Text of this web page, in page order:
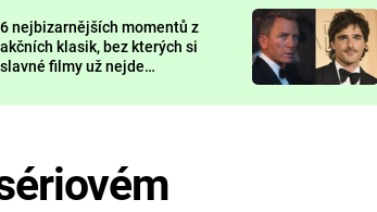
DEADPOOL
6 nejbizarnějších momentů z
akčních klasik, bez kterých si
slavné filmy už nejde